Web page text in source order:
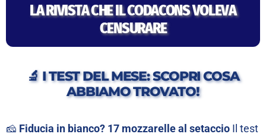
LA RIVISTA CHE IL CODACONS VOLEVA
CENSURARE
🔬 I TEST DEL MESE: SCOPRI COSA
ABBIAMO TROVATO!
🧀 Fiducia in bianco? 17 mozzarelle al setaccio Il test